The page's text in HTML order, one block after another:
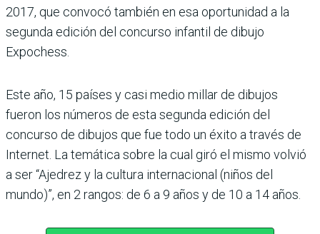
2017, que convocó también en esa oportunidad a la
segunda edición del concurso infantil de dibujo
Expochess.
Este año, 15 países y casi medio millar de dibujos
fueron los números de esta segunda edición del
concurso de dibujos que fue todo un éxito a través de
Internet. La temática sobre la cual giró el mismo volvió
a ser “Ajedrez y la cultura internacional (niños del
mundo)”, en 2 rangos: de 6 a 9 años y de 10 a 14 años.